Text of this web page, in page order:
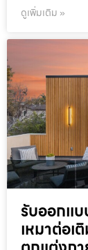
ดูเพิ่มเติม »
รับออกแบ
เหมาต่อเ